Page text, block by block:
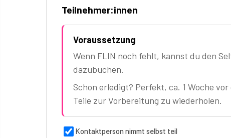
Teilnehmer:innen
Voraussetzung
Wenn FLIN noch fehlt, kannst du den
dazubuchen.
Schon erledigt? Perfekt, ca. 1 Woche
Teile zur Vorbereitung zu wiederholen.
Kontaktperson nimmt selbst teil